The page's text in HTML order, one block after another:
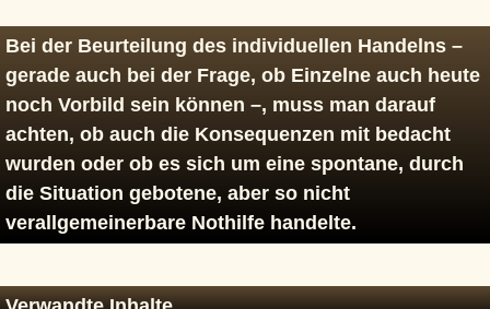
Bei der Beurteilung des individuellen Handelns –
gerade auch bei der Frage, ob Einzelne auch heute
noch Vorbild sein können –, muss man darauf
achten, ob auch die Konsequenzen mit bedacht
wurden oder ob es sich um eine spontane, durch
die Situation gebotene, aber so nicht
verallgemeinerbare Nothilfe handelte.